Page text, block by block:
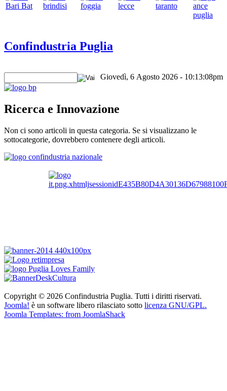
Confindustria Puglia
Giovedì, 6 Agosto 2026 - 10:13:08pm
Ricerca e Innovazione
Non ci sono articoli in questa categoria. Se si visualizzano le
sottocategorie, dovrebbero contenere degli articoli.
Copyright © 2026 Confindustria Puglia. Tutti i diritti riservati.
Joomla! è un software libero rilasciato sotto licenza GNU/GPL.
Joomla Templates: from JoomlaShack